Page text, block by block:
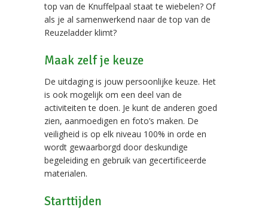
top van de Knuffelpaal staat te wiebelen? Of
als je al samenwerkend naar de top van de
Reuzeladder klimt?
Maak zelf je keuze
De uitdaging is jouw persoonlijke keuze. Het
is ook mogelijk om een deel van de
activiteiten te doen. Je kunt de anderen goed
zien, aanmoedigen en foto’s maken. De
veiligheid is op elk niveau 100% in orde en
wordt gewaarborgd door deskundige
begeleiding en gebruik van gecertificeerde
materialen.
Starttijden